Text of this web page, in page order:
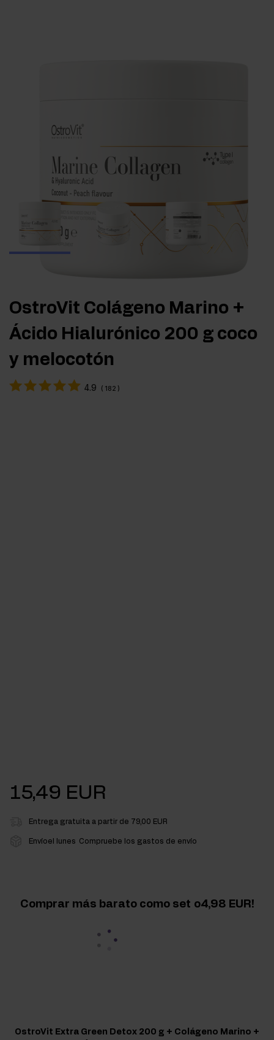
OstroVit Colágeno Marino +
Ácido Hialurónico 200 g coco
y melocotón
4.9 ( 182 )
15,49 EUR
Entrega gratuita a partir de 79,00 EUR
Envíoel lunes Compruebe los gastos de envío
Comprar más barato como set o4,98 EUR
OstroVit Extra Green Detox 200 g + Colágeno Marino +